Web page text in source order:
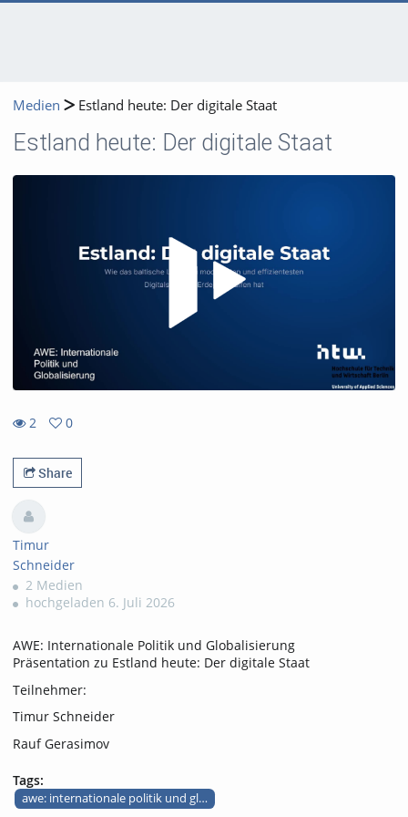
Medien Estland heute: Der digitale Staat
Estland heute: Der digitale Staat
2
views
0
favorites
Share
Timur
Schneider
2 Medien
hochgeladen 6. Juli 2026
AWE: Internationale Politik und Globalisierung
Präsentation zu Estland heute: Der digitale Staat
Teilnehmer:
Timur Schneider
Rauf Gerasimov
Tags:
awe: internationale politik und globalisierung